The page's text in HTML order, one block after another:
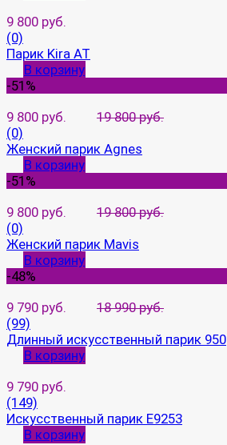
9 800 руб.
(0)
Парик Kira AT
В корзину
-51%
9 800 руб.
19 800 руб.
(0)
Женский парик Agnes
В корзину
-51%
9 800 руб.
19 800 руб.
(0)
Женский парик Mavis
В корзину
-48%
9 790 руб.
18 990 руб.
(99)
Длинный искусственный парик 950
В корзину
9 790 руб.
(149)
Искусственный парик E9253
В корзину